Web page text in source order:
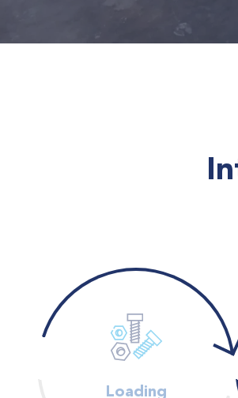
Loading